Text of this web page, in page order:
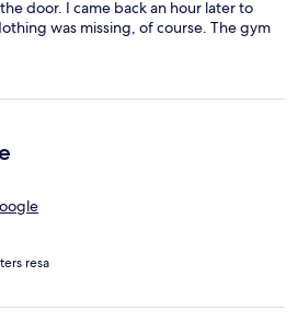
door. I came back an hour later to
was missing, of course. The gym
you need to reserve, I didnt have
as I dont think anyone uses it but
resa